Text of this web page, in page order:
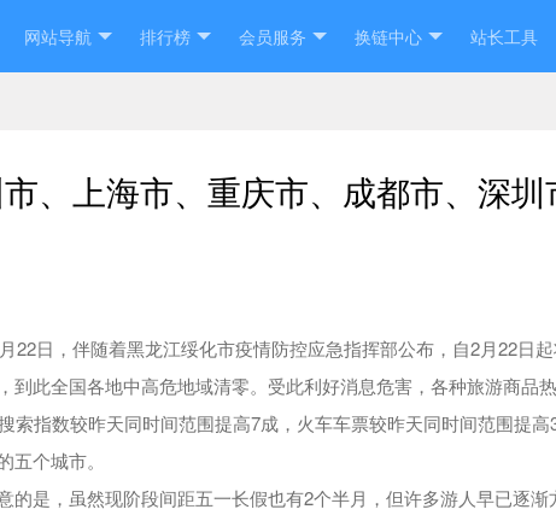
网站导航 排行榜 会员服务 换链中心 站长工具
、上海市、重庆市、成都市、深
22日，伴随着黑龙江绥化市疫情防控应急指挥部公布，自2月22日
到此全国各地中高危地域清零。受此利好消息危害，各种旅游商品
索指数较昨天同时间范围提高7成，火车车票较昨天同时间范围提
个城市。
是，虽然现阶段间距五一长假也有2个半月，但许多游人早已逐渐